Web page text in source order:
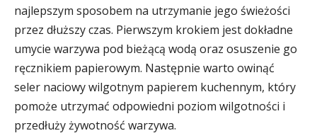
najlepszym sposobem na utrzymanie jego świeżości
przez dłuższy czas. Pierwszym krokiem jest dokładne
umycie warzywa pod bieżącą wodą oraz osuszenie go
ręcznikiem papierowym. Następnie warto owinąć
seler naciowy wilgotnym papierem kuchennym, który
pomoże utrzymać odpowiedni poziom wilgotności i
przedłuży żywotność warzywa.